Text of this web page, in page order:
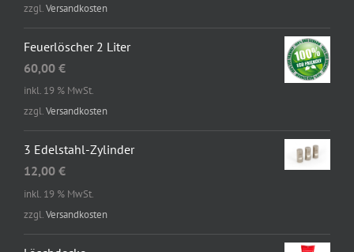
zzgl.Versandkosten
Feuerlöscher 2 Liter
60,00 €
inkl. 19 % MwSt.
zzgl.Versandkosten
3 Edelstahl-Zylinder
12,00 €
inkl. 19 % MwSt.
zzgl.Versandkosten